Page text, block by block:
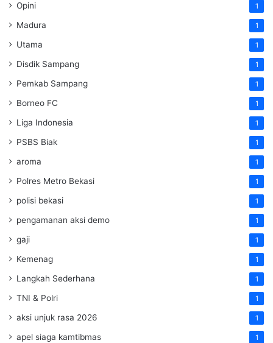
Opini 1
Madura 1
Utama 1
Disdik Sampang 1
Pemkab Sampang 1
Borneo FC 1
Liga Indonesia 1
PSBS Biak 1
aroma 1
Polres Metro Bekasi 1
polisi bekasi 1
pengamanan aksi demo 1
gaji 1
Kemenag 1
Langkah Sederhana 1
TNI & Polri 1
aksi unjuk rasa 2026 1
apel siaga kamtibmas 1